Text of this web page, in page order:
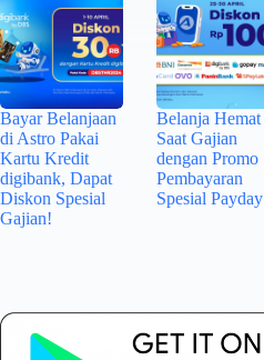
Bayar Belanjaan
di Astro Pakai
Kartu Kredit
digibank, Dapat
Diskon Spesial
Gajian!
Belanja Hemat
Saat Gajian
dengan Promo
Pembayaran
Spesial Payday